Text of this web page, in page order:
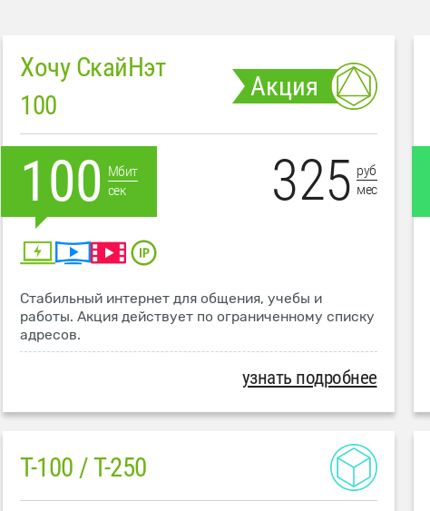
Хочу СкайНэт
100
Акция
100 Мбит
сек
325 руб
мес
Стабильный интернет для общения, учебы и
работы. Акция действует по ограниченному списку
адресов.
узнать подробнее
T-100 / T-250